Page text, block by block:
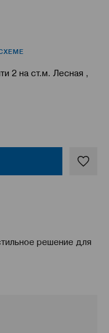
2 на ст.м. Лесная ,
решение для